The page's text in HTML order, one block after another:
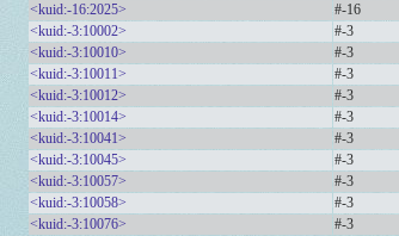
<kuid:-16:2025>
#-16
<kuid:-3:10002>
#-3
<kuid:-3:10010>
#-3
<kuid:-3:10011>
#-3
<kuid:-3:10012>
#-3
<kuid:-3:10014>
#-3
<kuid:-3:10041>
#-3
<kuid:-3:10045>
#-3
<kuid:-3:10057>
#-3
<kuid:-3:10058>
#-3
<kuid:-3:10076>
#-3